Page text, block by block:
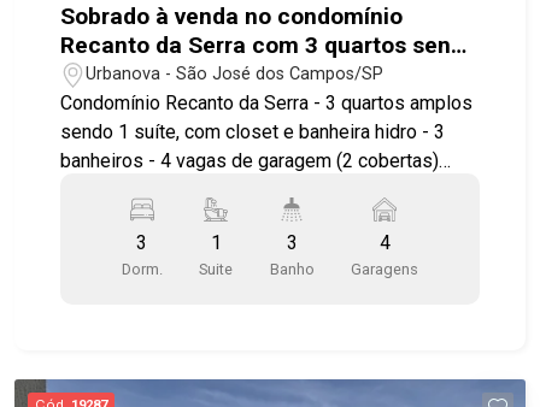
Sobrado à venda no condomínio
Recanto da Serra com 3 quartos sendo
1 suíte - 244 m² - Urbanova - SJC
Urbanova - São José dos Campos/SP
Condomínio Recanto da Serra - 3 quartos amplos
sendo 1 suíte, com closet e banheira hidro - 3
banheiros - 4 vagas de garagem (2 cobertas)
sala de TV, sala de jantar e sala de estar -
Cozinha com copa com armários planejados -
Churrasqueira Gourmet com coifa - Piscina
elétrico - Ar condicionado na sala e na suíte -
3
Dorm.
1
Suite
3
Banho
4
Garagens